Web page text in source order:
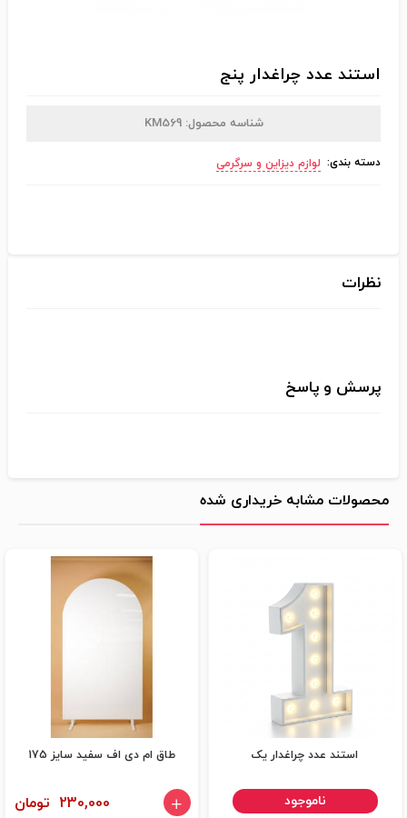
استند عدد چراغدار پنج
شناسه محصول: KM569
دسته بندی: لوازم دیزاین و سرگرمی
نظرات
پرسش و پاسخ
محصولات مشابه خریداری شده
استند عدد چراغدار یک
ناموجود
طاق ام دی اف سفید سایز 175
230,000 تومان